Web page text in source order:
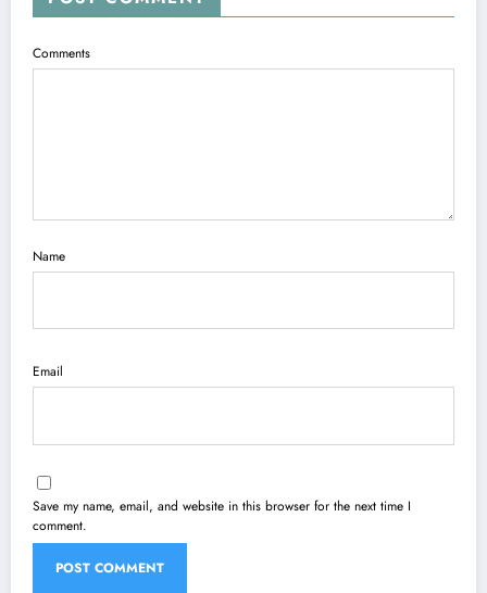
Comments
Name
Email
Save my name, email, and website in this browser for the next time I
comment.